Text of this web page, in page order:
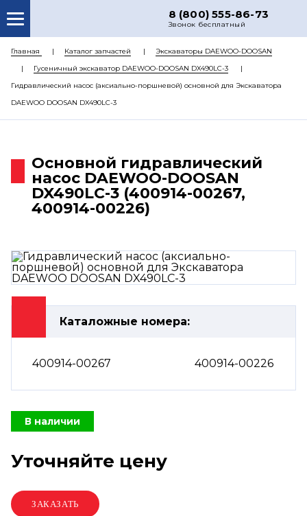
8 (800) 555-86-73
Звонок бесплатный
О НАС
КАТАЛОГ ЗАПЧАСТЕЙ
КОНТАКТЫ
Главная Каталог запчастей
Экскаваторы DAEWOO-DOOSAN
Гусеничный экскаватор DAEWOO-DOOSAN DX490LC-3
Гидравлический насос (аксиально-поршневой) основной для Экскаватора
DAEWOO DOOSAN DX490LC-3
Основной гидравлический
насос DAEWOO-DOOSAN
DX490LC-3 (400914-00267,
400914-00226)
Каталожные номера:
400914-00267 400914-00226
В наличии
Уточняйте цену